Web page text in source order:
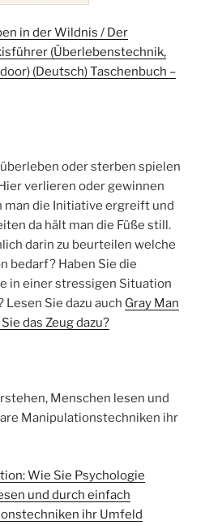
in der Wildnis / Der
(Überlebenstechnik,
(Deutsch) Taschenbuch –
oder sterben spielen
verlieren oder gewinnen
man die Initiative ergreift und
da hält man die Füße still.
darin zu beurteilen welche
bedarf? Haben Sie die
in einer stressigen Situation
Lesen Sie dazu auch Gray Man
das Zeug dazu?
Menschen lesen und
Manipulationstechniken ihr
Wie Sie Psychologie
und durch einfach
ihr Umfeld